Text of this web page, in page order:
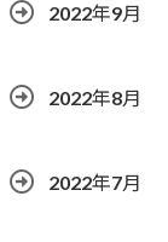
2022年9月
2022年8月
2022年7月